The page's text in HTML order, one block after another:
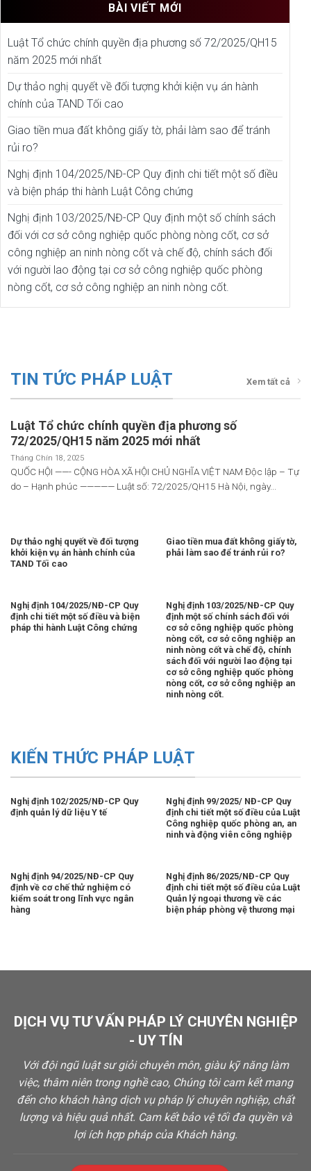
BÀI VIẾT MỚI
Luật Tổ chức chính quyền địa phương số 72/2025/QH15
năm 2025 mới nhất
Dự thảo nghị quyết về đối tượng khởi kiện vụ án hành
chính của TAND Tối cao
Giao tiền mua đất không giấy tờ, phải làm sao để tránh
rủi ro?
Nghị định 104/2025/NĐ-CP Quy định chi tiết một số điều
và biện pháp thi hành Luật Công chứng
Nghị định 103/2025/NĐ-CP Quy định một số chính sách
đối với cơ sở công nghiệp quốc phòng nòng cốt, cơ sở
công nghiệp an ninh nòng cốt và chế độ, chính sách đối
với người lao động tại cơ sở công nghiệp quốc phòng
nòng cốt, cơ sở công nghiệp an ninh nòng cốt.
TIN TỨC PHÁP LUẬT Xem tất cả
Luật Tổ chức chính quyền địa phương số
72/2025/QH15 năm 2025 mới nhất
Tháng Chín 18, 2025
QUỐC HỘI ——- CỘNG HÒA XÃ HỘI CHỦ NGHĨA VIỆT NAM Độc lập – Tự
do – Hạnh phúc ————— Luật số: 72/2025/QH15 Hà Nội, ngày...
Dự thảo nghị quyết về đối tượng
khởi kiện vụ án hành chính của
TAND Tối cao
Giao tiền mua đất không giấy tờ,
phải làm sao để tránh rủi ro?
Nghị định 104/2025/NĐ-CP Quy
định chi tiết một số điều và biện
pháp thi hành Luật Công chứng
Nghị định 103/2025/NĐ-CP Quy
định một số chính sách đối với
cơ sở công nghiệp quốc phòng
nòng cốt, cơ sở công nghiệp an
ninh nòng cốt và chế độ, chính
sách đối với người lao động tại
cơ sở công nghiệp quốc phòng
nòng cốt, cơ sở công nghiệp an
ninh nòng cốt.
KIẾN THỨC PHÁP LUẬT
Nghị định 102/2025/NĐ-CP Quy
định quản lý dữ liệu Y tế
Nghị định 99/2025/ NĐ-CP Quy
định chi tiết một số điều của Luật
Công nghiệp quốc phòng an, an
ninh và động viên công nghiệp
Nghị định 94/2025/NĐ-CP Quy
định về cơ chế thử nghiệm có
kiểm soát trong lĩnh vực ngân
hàng
Nghị định 86/2025/NĐ-CP Quy
định chi tiết một số điều của Luật
Quản lý ngoại thương về các
biện pháp phòng vệ thương mại
DỊCH VỤ TƯ VẤN PHÁP LÝ CHUYÊN NGHIỆP
- UY TÍN
Với đội ngũ luật sư giỏi chuyên môn, giàu kỹ năng làm
việc, thâm niên trong nghề cao, Chúng tôi cam kết mang
đến cho khách hàng dịch vụ pháp lý chuyên nghiệp, chất
lượng và hiệu quả nhất. Cam kết bảo vệ tối đa quyền và
lợi ích hợp pháp của Khách hàng.